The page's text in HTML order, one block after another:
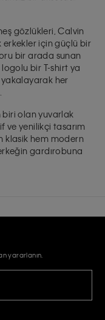
gözlükleri, Calvin
erkekler için güçlü bir
bir arada sunan
bir T-shirt ya
her
biri olan yuvarlak
ve yenilikçi tasarım
klasik hem modern
gardırobuna
yararlanın.